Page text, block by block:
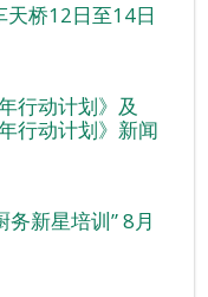
天桥12日至14日
行动计划》及
行动计划》新闻
新星培训” 8月